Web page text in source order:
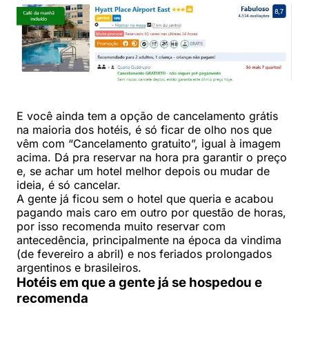
E você ainda tem a opção de cancelamento grátis
na maioria dos hotéis, é só ficar de olho nos que
vêm com “Cancelamento gratuito”, igual à imagem
acima. Dá pra reservar na hora pra garantir o preço
e, se achar um hotel melhor depois ou mudar de
ideia, é só cancelar.
A gente já ficou sem o hotel que queria e acabou
pagando mais caro em outro por questão de horas,
por isso recomenda muito reservar com
antecedência, principalmente na época da vindima
(de fevereiro a abril) e nos feriados prolongados
argentinos e brasileiros.
Hotéis em que a gente já se hospedou e
recomenda